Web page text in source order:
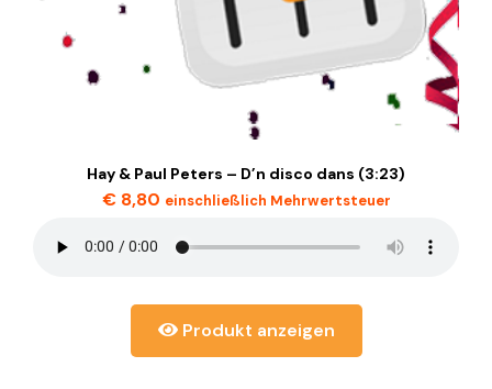
Hay & Paul Peters – D’n disco dans (3:23)
€8,80 einschließlich Mehrwertsteuer
Produkt anzeigen